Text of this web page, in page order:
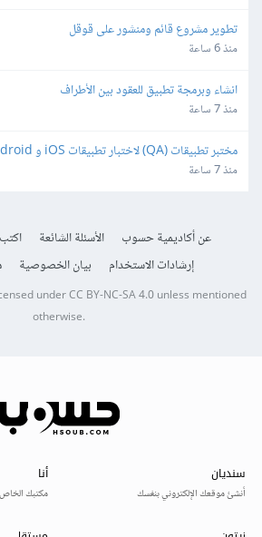
تطوير مشروع قائم ومنشور على قوقل
منذ 6 ساعة
انشاء وبرمجة تطبيق للعقود بين الأطراف
منذ 7 ساعة
مختبر تطبيقات (QA) لاختبار تطبيقات iOS و Android
منذ 7 ساعة
عن أكاديمية حسوب الأسئلة الشائعة
إرشادات الاستخدام
بيان الخصوصية
underCC BY-NC-SA 4.0unless mentioned
otherwise.